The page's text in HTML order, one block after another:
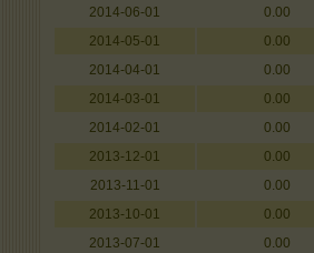
2014-06-01
0.00
2014-05-01
0.00
2014-04-01
0.00
2014-03-01
0.00
2014-02-01
0.00
2013-12-01
0.00
2013-11-01
0.00
2013-10-01
0.00
2013-07-01
0.00